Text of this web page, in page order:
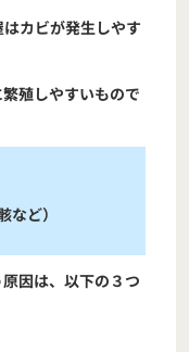
カビが発生しやす
殖しやすいもので
ど）
因は、以下の３つ